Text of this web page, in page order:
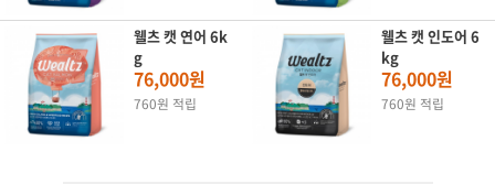
웰츠 캣 연어 6k
g
76,000원
760원 적립
웰츠 캣 인도어 6
kg
76,000원
760원 적립